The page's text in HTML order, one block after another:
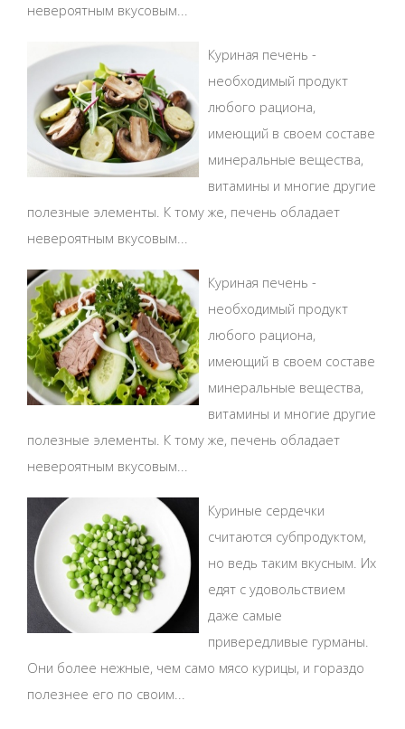
невероятным вкусовым...
Куриная печень -
необходимый продукт
любого рациона,
имеющий в своем составе
минеральные вещества,
витамины и многие другие
полезные элементы. К тому же, печень обладает
невероятным вкусовым...
Куриная печень -
необходимый продукт
любого рациона,
имеющий в своем составе
минеральные вещества,
витамины и многие другие
полезные элементы. К тому же, печень обладает
невероятным вкусовым...
Куриные сердечки
считаются субпродуктом,
но ведь таким вкусным. Их
едят с удовольствием
даже самые
привередливые гурманы.
Они более нежные, чем само мясо курицы, и гораздо
полезнее его по своим...